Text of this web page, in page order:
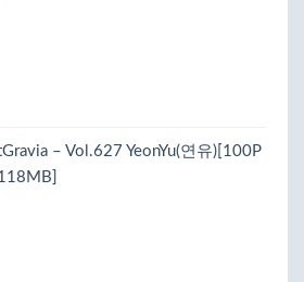
– Vol.627 YeonYu(연유)[100P